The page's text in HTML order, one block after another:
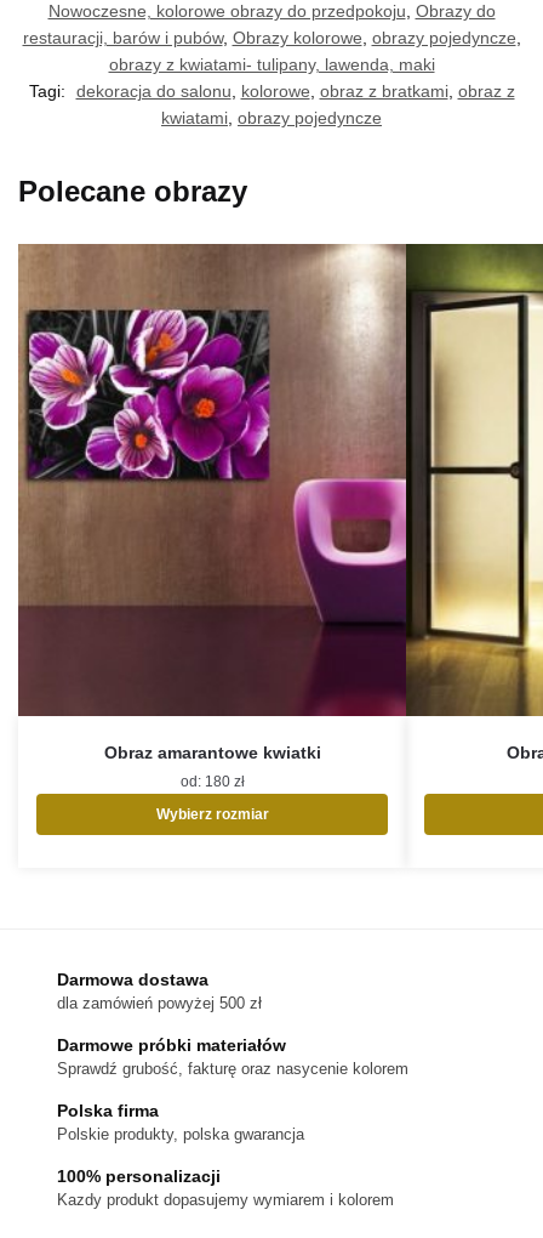
Nowoczesne, kolorowe obrazy do przedpokoju Obrazy do
restauracji, barów i pubów, Obrazy kolorowe obrazy pojedyncze
obrazy z kwiatami- tulipany, lawenda, maki
Tagi:
dekoracja do salonu kolorowe obraz z bratkami, obraz z
kwiatami obrazy pojedyncze
Polecane obrazy
Obraz amarantowe kwiatki
od: 180 zł
Wybierz rozmiar
wybrać
stronie
produktu
Darmowa dostawa
dla zamówień powyżej 500 zł
Darmowe próbki materiałów
Sprawdź grubość, fakturę oraz nasycenie kolorem
Polska firma
Polskie produkty, polska gwarancja
100% personalizacji
Kazdy produkt dopasujemy wymiarem i kolorem